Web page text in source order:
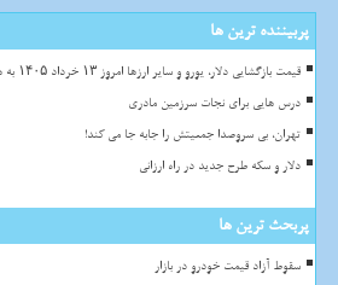
پربیننده ترین ها
قیمت بازگشایی دلار، یورو و سایر ارزها امروز ۱۳ خرداد ۱۴۰۵ به همراه جدول
درس هایی برای نجات سرزمین مادری
تهران، بی سروصدا جمعیتش را جابه جا می کند!
دلار و سکه طرح جدید در راه ارزانی
پربحث ترین ها
سقوط آزاد قیمت خودرو در بازار